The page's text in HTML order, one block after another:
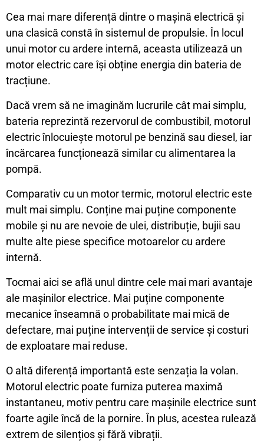
Cea mai mare diferență dintre o mașină electrică și
una clasică constă în sistemul de propulsie. În locul
unui motor cu ardere internă, aceasta utilizează un
motor electric care își obține energia din bateria de
tracțiune.
Dacă vrem să ne imaginăm lucrurile cât mai simplu,
bateria reprezintă rezervorul de combustibil, motorul
electric înlocuiește motorul pe benzină sau diesel, iar
încărcarea funcționează similar cu alimentarea la
pompă.
Comparativ cu un motor termic, motorul electric este
mult mai simplu. Conține mai puține componente
mobile și nu are nevoie de ulei, distribuție, bujii sau
multe alte piese specifice motoarelor cu ardere
internă.
Tocmai aici se află unul dintre cele mai mari avantaje
ale mașinilor electrice. Mai puține componente
mecanice înseamnă o probabilitate mai mică de
defectare, mai puține intervenții de service și costuri
de exploatare mai reduse.
O altă diferență importantă este senzația la volan.
Motorul electric poate furniza puterea maximă
instantaneu, motiv pentru care mașinile electrice sunt
foarte agile încă de la pornire. În plus, acestea rulează
extrem de silențios și fără vibrații.